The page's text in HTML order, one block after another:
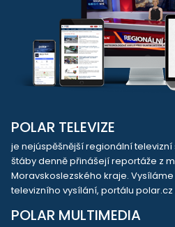
POLAR TELEVIZE
je nejúspěšnější regionální televizní
štáby denně přinášejí reportáže z
Moravskoslezského kraje.
televizního vysílání, portálu
POLAR MULTIMEDIA